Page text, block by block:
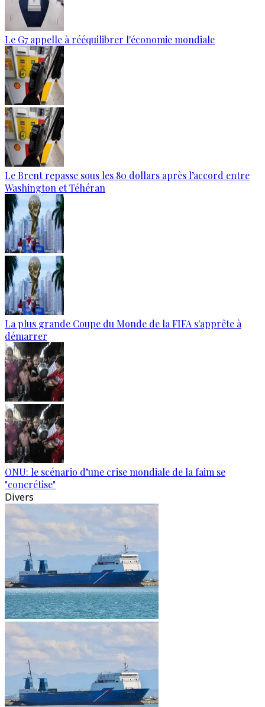
Le G7 appelle à rééquilibrer l'économie mondiale
Le Brent repasse sous les 80 dollars après l’accord entre
Washington et Téhéran
La plus grande Coupe du Monde de la FIFA s'apprête à
démarrer
ONU: le scénario d’une crise mondiale de la faim se
"concrétise"
Divers